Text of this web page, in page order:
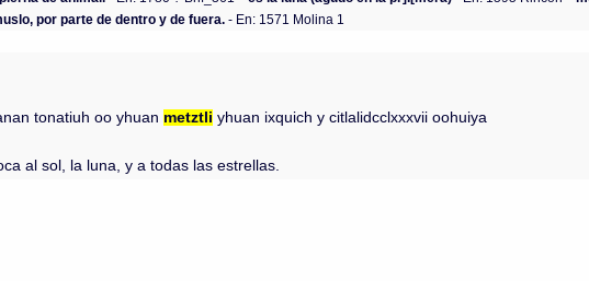
por parte de dentro y de fuera. - En: 1571 Molina 1
tonatiuh oo yhuan metztli yhuan ixquich y citlalidcclxxxvii oohuiya
al sol, la luna, y a todas las estrellas.